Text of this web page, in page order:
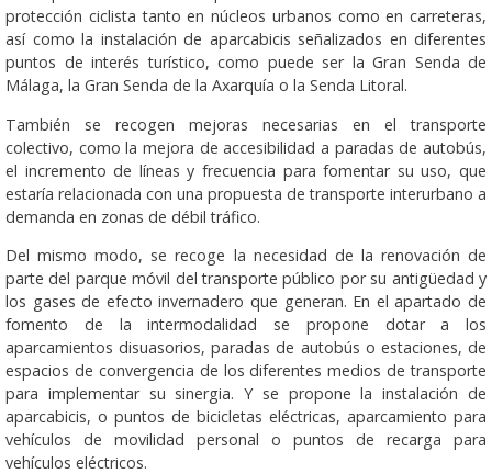
protección ciclista tanto en núcleos urbanos como en carreteras,
así como la instalación de aparcabicis señalizados en diferentes
puntos de interés turístico, como puede ser la Gran Senda de
Málaga, la Gran Senda de la Axarquía o la Senda Litoral.
También se recogen mejoras necesarias en el transporte
colectivo, como la mejora de accesibilidad a paradas de autobús,
el incremento de líneas y frecuencia para fomentar su uso, que
estaría relacionada con una propuesta de transporte interurbano a
demanda en zonas de débil tráfico.
Del mismo modo, se recoge la necesidad de la renovación de
parte del parque móvil del transporte público por su antigüedad y
los gases de efecto invernadero que generan. En el apartado de
fomento de la intermodalidad se propone dotar a los
aparcamientos disuasorios, paradas de autobús o estaciones, de
espacios de convergencia de los diferentes medios de transporte
para implementar su sinergia. Y se propone la instalación de
aparcabicis, o puntos de bicicletas eléctricas, aparcamiento para
vehículos de movilidad personal o puntos de recarga para
vehículos eléctricos.